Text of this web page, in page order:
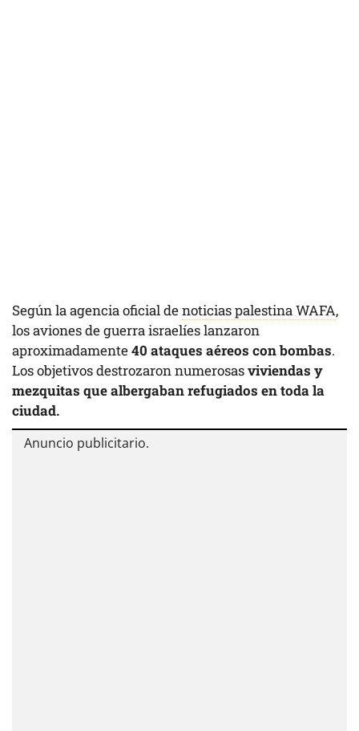
Según la agencia oficial denoticias palestina WAFA,
los aviones de guerra israelíes lanzaron
aproximadamente40 ataques aéreos con bombas.
Los objetivos destrozaron numerosasviviendas y
mezquitas que albergaban refugiados en toda la
ciudad.